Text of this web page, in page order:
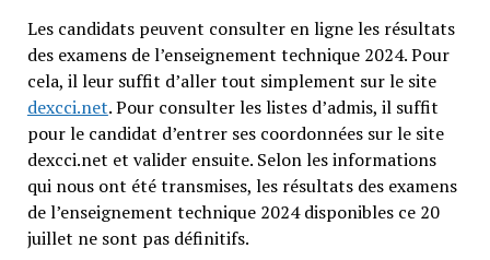
Les candidats peuvent consulter en ligne les résultats
des examens de l’enseignement technique 2024. Pour
cela, il leur suffit d’aller tout simplement sur le site
dexcci.net. Pour consulter les listes d’admis, il suffit
pour le candidat d’entrer ses coordonnées sur le site
dexcci.net et valider ensuite. Selon les informations
qui nous ont été transmises, les résultats des examens
de l’enseignement technique 2024 disponibles ce 20
juillet ne sont pas définitifs.